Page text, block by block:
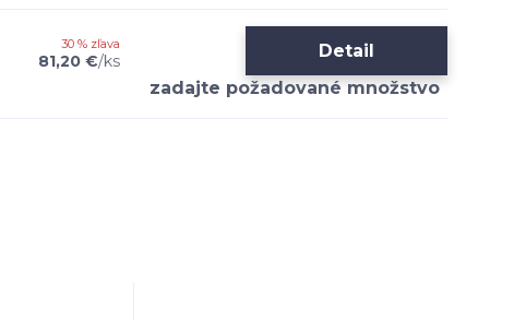
30 % zľava
81,20 €/ks
Detail